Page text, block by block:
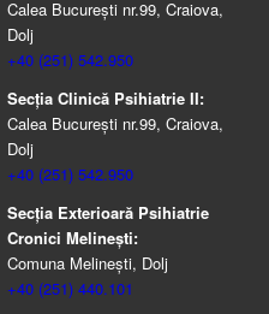
Calea București nr.99, Craiova,
Dolj
+40 (251) 542.950
Secția Clinică Psihiatrie II:
Calea București nr.99, Craiova,
Dolj
+40 (251) 542.950
Secția Exterioară Psihiatrie
Cronici Melinești:
Comuna Melinești, Dolj
+40 (251) 440.101